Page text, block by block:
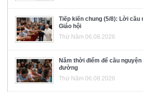
Tiếp kiến chung (5/8): Lời cầu
Giáo hội
Thứ Năm 06.08.2026
Năm thời điểm để cầu
đường
Thứ Năm 06.08.2026